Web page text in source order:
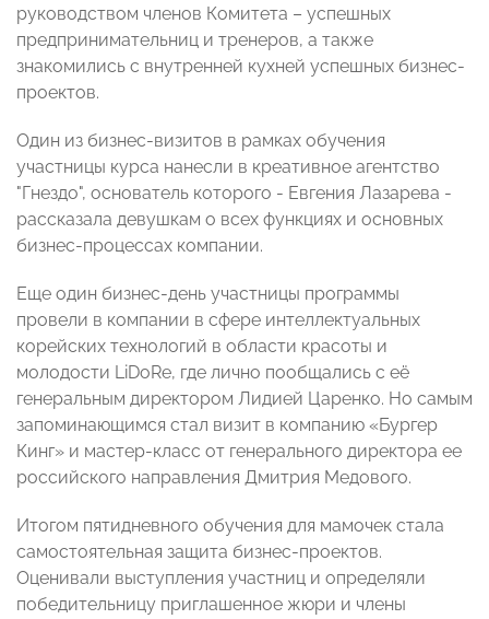
руководством членов Комитета – успешных
предпринимательниц и тренеров, а также
знакомились с внутренней кухней успешных бизнес-
проектов.
Один из бизнес-визитов в рамках обучения
участницы курса нанесли в креативное агентство
"Гнездо", основатель которого - Евгения Лазарева -
рассказала девушкам о всех функциях и основных
бизнес-процессах компании.
Еще один бизнес-день участницы программы
провели в компании в сфере интеллектуальных
корейских технологий в области красоты и
молодости LiDoRe, где лично пообщались с её
генеральным директором Лидией Царенко. Но самым
запоминающимся стал визит в компанию «Бургер
Кинг» и мастер-класс от генерального директора ее
российского направления Дмитрия Медового.
Итогом пятидневного обучения для мамочек стала
самостоятельная защита бизнес-проектов.
Оценивали выступления участниц и определяли
победительницу приглашенное жюри и члены